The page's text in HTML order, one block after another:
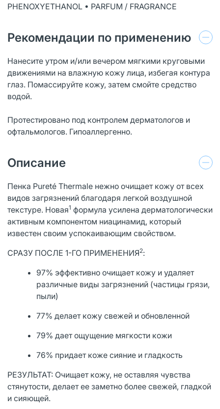
PHENOXYETHANOL • PARFUM / FRAGRANCE
Рекомендации по применению
Нанесите утром и/или вечером мягкими круговыми
движениями на влажную кожу лица, избегая контура
глаз. Помассируйте кожу, затем смойте средство
водой.
Протестировано под контролем дерматологов и
офтальмологов. Гипоаллергенно.
Описание
Пенка Pureté Thermale нежно очищает кожу от всех
видов загрязнений благодаря легкой воздушной
текстуре. Новая1 формула усилена дерматологически
активным компонентом ниацинамид, который
известен своим успокаивающим свойством.
СРАЗУ ПОСЛЕ 1-ГО ПРИМЕНЕНИЯ2:
97% эффективно очищает кожу и удаляет
различные виды загрязнений (частицы грязи,
пыли)
77% делает кожу свежей и обновленной
79% дает ощущение мягкости кожи
76% придает коже сияние и гладкость
РЕЗУЛЬТАТ: Очищает кожу, не оставляя чувства
стянутости, делает ее заметно более свежей, гладкой
и сияющей.